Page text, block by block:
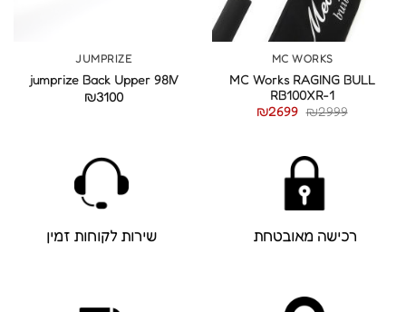
MC WORKS
MC Works RAGING BULL
RB100XR-1
₪2999
₪2699
JUMPRIZE
jumprize Back Upper 98IV
₪3100
רכישה מאובטחת שירות לקוחות זמין